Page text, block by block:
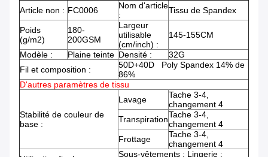
Article non : FC0006
Nom d'article
:
Tissu de Spandex
Poids
(g/m2)
180-
200GSM
Largeur
utilisable
(cm/inch) :
145-155CM
Modèle : Plaine teinte Densité :
32G
Fil et composition :
50D+40D Poly Spandex 14% de
86%
D'autres paramètres de tissu
Stabilité de couleur de
base :
Lavage
Tache 3-4,
changement 4
TranspirationTache 3-4,
changement 4
Frottage
Tache 3-4,
changement 4
Sous-vêtements ; Lingerie ;